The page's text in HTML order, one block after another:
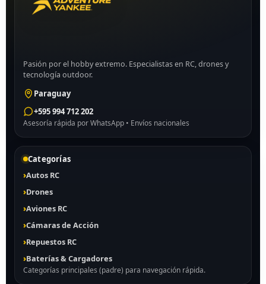
Pasión por el hobby extremo. Especialistas en RC, drones y
tecnología outdoor.
Paraguay
+595 994 712 202
Asesoría rápida por WhatsApp • Envíos nacionales
Categorías
Autos RC
Drones
Aviones RC
Cámaras de Acción
Repuestos RC
Baterías & Cargadores
Categorías principales (padre) para navegación rápida.